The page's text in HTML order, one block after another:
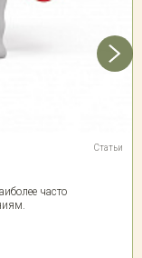
Статьи
часто